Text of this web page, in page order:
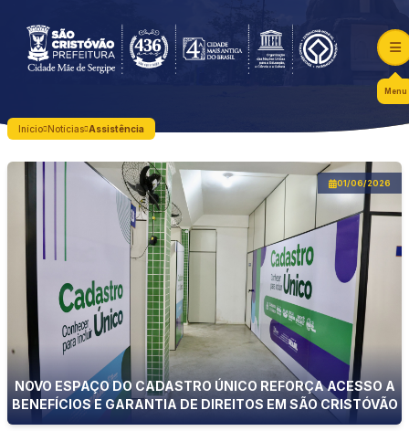
Menu
Início Notícias Assistência
01/06/2026
NOVO ESPAÇO DO CADASTRO ÚNICO REFORÇA ACESSO A
BENEFÍCIOS E GARANTIA DE DIREITOS EM SÃO CRISTÓVÃO